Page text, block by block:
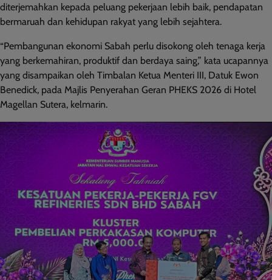
diterjemahkan kepada peluang pekerjaan lebih baik, pendapatan
bermaruah dan kehidupan rakyat yang lebih sejahtera.
“Pembangunan ekonomi Sabah perlu disokong oleh tenaga kerja
yang berkemahiran, produktif dan berdaya saing,” kata ucapannya
yang disampaikan oleh Timbalan Ketua Menteri III, Datuk Ewon
Benedick, pada Majlis Penyerahan Geran PHEKS 2026 di Hotel
Magellan Sutera, kelmarin.